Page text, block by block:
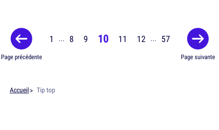
Page précédente
1 ... 8 9 10 11 12 ... 57
Page suivante
Accueil Tip top